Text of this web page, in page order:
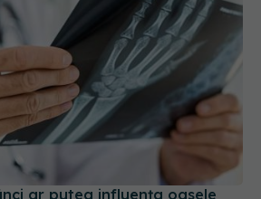
ar putea influența oasele
de ani